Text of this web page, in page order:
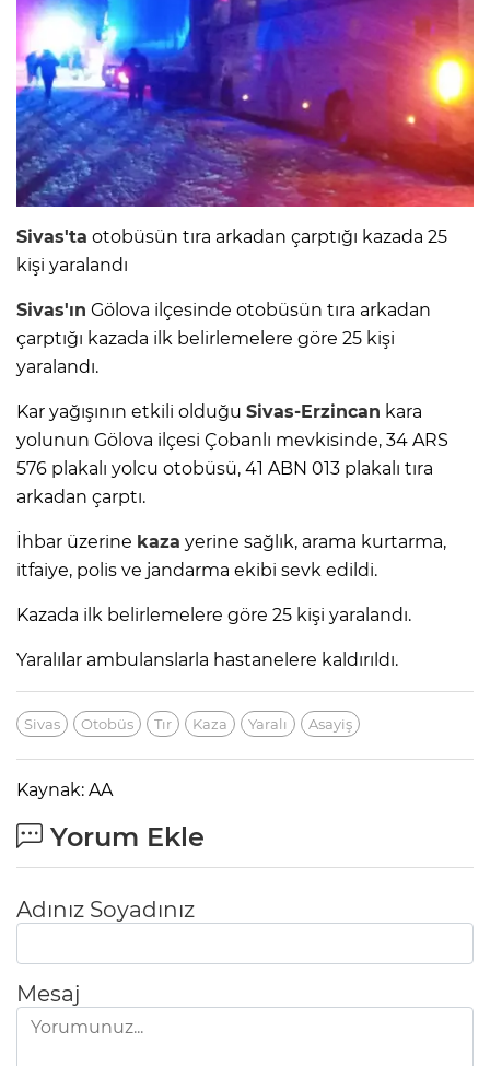
Sivas'ta otobüsün tıra arkadan çarptığı kazada 25
kişi yaralandı
Sivas'ın Gölova ilçesinde otobüsün tıra arkadan
çarptığı kazada ilk belirlemelere göre 25 kişi
yaralandı.
Kar yağışının etkili olduğu Sivas-Erzincan kara
yolunun Gölova ilçesi Çobanlı mevkisinde, 34 ARS
576 plakalı yolcu otobüsü, 41 ABN 013 plakalı tıra
arkadan çarptı.
İhbar üzerine kaza yerine sağlık, arama kurtarma,
itfaiye, polis ve jandarma ekibi sevk edildi.
Kazada ilk belirlemelere göre 25 kişi yaralandı.
Yaralılar ambulanslarla hastanelere kaldırıldı.
Sivas Otobüs Tır Kaza Yaralı Asayiş
Kaynak: AA
Yorum Ekle
Adınız Soyadınız
Mesaj